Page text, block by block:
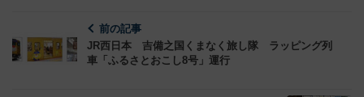
前の記事
JR西日本 吉備之国くまなく旅し隊 ラッピング列
車「ふるさとおこし8号」運行